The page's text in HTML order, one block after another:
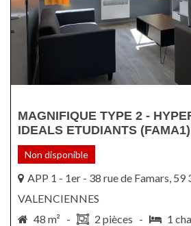
MAGNIFIQUE TYPE 2 -
IDEALS ETUDIANTS (FAMA1)
Non disponible
APP 1 - 1er - 38 rue de Famars, 59
VALENCIENNES
48 m² -
2 pièces - 1